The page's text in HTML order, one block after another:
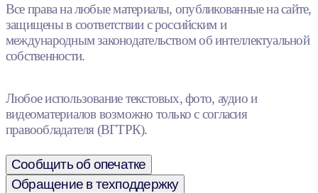
Все права на любые материалы, опубликованные на сайте,
защищены в соответствии с российским и
международным законодательством об интеллектуальной
собственности.
Любое использование текстовых, фото, аудио и
видеоматериалов возможно только с согласия
правообладателя (ВГТРК).
Сообщить об опечатке
Обращение в техподдержку